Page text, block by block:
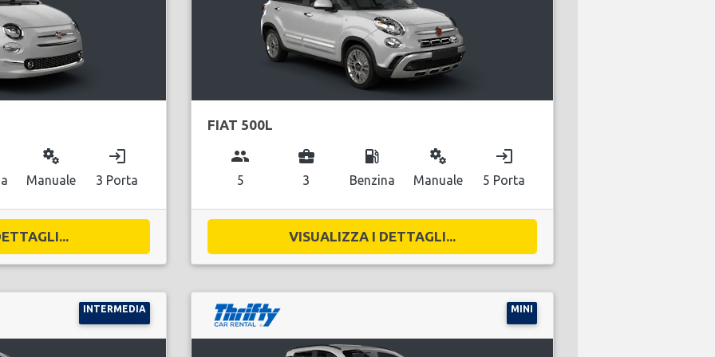
miscellaneous_services
Manuale
login
3 Porta
FIAT 500L
group
5
business_center
3
local_gas_station
Benzina
miscellaneous_services
Manuale
login
5 Porta
VISUALIZZA I DETTAGLI...
INTERMEDIA MINI